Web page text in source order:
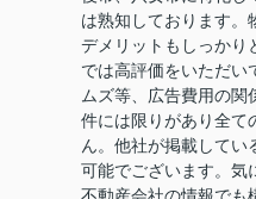
は熟知しております。
デメリットもしっかり
では高評価をいただい
ムズ等、広告費用の関
件には限りがあり全て
ん。他社が掲載してい
可能でございます。気